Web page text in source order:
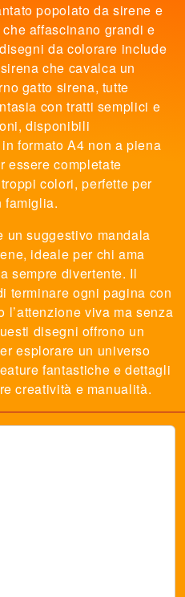
popolato da sirene e
affascinano grandi e
da colorare include
che cavalca un
gatto sirena, tutte
con tratti semplici e
disponibili
formato A4 non a piena
essere completate
colori, perfette per
famiglia.
un suggestivo mandala
ideale per chi ama
sempre divertente. Il
terminare ogni pagina con
l’attenzione viva ma senza
disegni offrono un
esplorare un universo
fantastiche e dettagli
creatività e manualità.